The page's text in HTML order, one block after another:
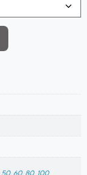
50, 60, 80, 100